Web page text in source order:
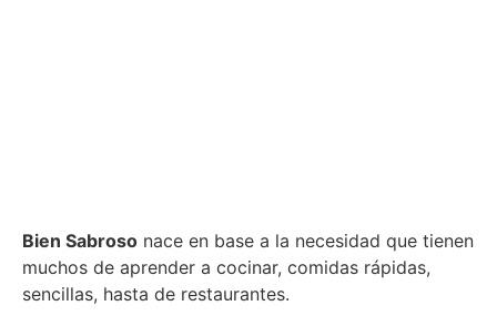
Bien Sabroso nace en base a la necesidad que tienen
muchos de aprender a cocinar, comidas rápidas,
sencillas, hasta de restaurantes.